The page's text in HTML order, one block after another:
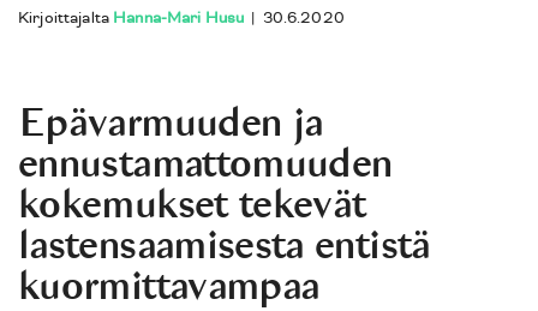
Kirjoittajalta Hanna-Mari Husu | 30.6.2020
Epävarmuuden ja
ennustamattomuuden
kokemukset tekevät
lastensaamisesta entistä
kuormittavampaa